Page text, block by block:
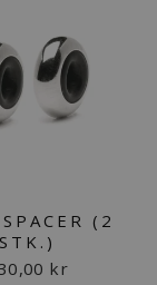
(2
STK.)
kr